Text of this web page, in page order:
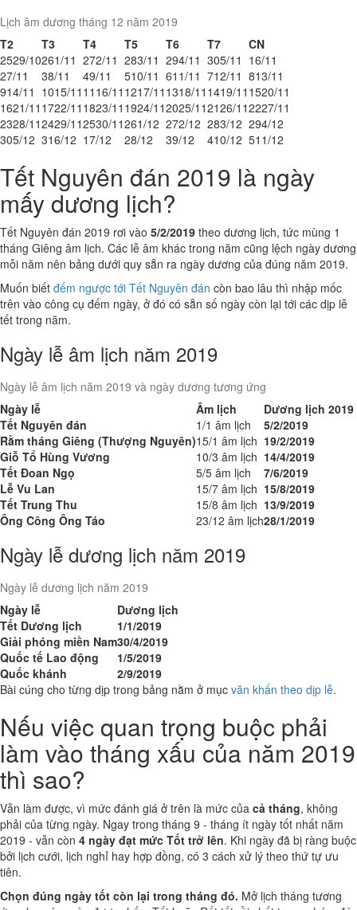
Lịch âm dương tháng 12 năm 2019
T2
T3 T4 T5 T6 T7
CN
2529/10261/11 272/11 283/11 294/11 305/11 16/11
27/11 38/11 49/11 510/11 611/11 712/11 813/11
914/11 1015/11 11 16/11 1217/11 1318/11 1419/11 1520/11
1621/11 1722/11 1823/11 1924/112025/112126/112227/11
2328/112429/112530/11261/12 272/12 283/12 294/12
305/12 316/12 17/12 28/12 39/12 410/12 511/12
Tết Nguyên đán 2019 là ngày
mấy dương lịch?
Tết Nguyên đán 2019 rơi vào 5/2/2019 theo dương lịch, tức mùng 1
tháng Giêng âm lịch. Các lễ âm khác trong năm cũng lệch ngày dương
mỗi năm nên bảng dưới quy sẵn ra ngày dương của đúng năm 2019.
Muốn biết đếm ngược tới Tết Nguyên đán còn bao lâu thì nhập mốc
trên vào công cụ đếm ngày, ở đó có sẵn số ngày còn lại tới các dịp lễ
tết trong năm.
Ngày lễ âm lịch năm 2019
Ngày lễ âm lịch năm 2019 và ngày dương tương ứng
Ngày lễ
Âm lịch
Dương lịch 2019
Tết Nguyên đán
1/1 âm lịch
5/2/2019
Rằm tháng Giêng (Thượng Nguyên)15/1 âm lịch 19/2/2019
Giỗ Tổ Hùng Vương
10/3 âm lịch 14/4/2019
Tết Đoan Ngọ
5/5 âm lịch
7/6/2019
Lễ Vu Lan
15/7 âm lịch 15/8/2019
Tết Trung Thu
15/8 âm lịch 13/9/2019
Ông Công Ông Táo
23/12 âm lịch28/1/2019
Ngày lễ dương lịch năm 2019
Ngày lễ dương lịch năm 2019
Ngày lễ
Dương lịch
Tết Dương lịch
1/1/2019
Giải phóng miền Nam30/4/2019
Quốc tế Lao động
1/5/2019
Quốc khánh
2/9/2019
Bài cúng cho từng dịp trong bảng nằm ở mục văn khấn theo dịp lễ.
Nếu việc quan trọng buộc phải
làm vào tháng xấu của năm 2019
thì sao?
Vẫn làm được, vì mức đánh giá ở trên là mức của cả tháng, không
phải của từng ngày. Ngay trong tháng 9 - tháng ít ngày tốt nhất năm
2019 - vẫn còn 4 ngày đạt mức Tốt trở lên. Khi ngày đã bị ràng buộc
bởi lịch cưới, lịch nghỉ hay hợp đồng, có 3 cách xử lý theo thứ tự ưu
tiên.
Chọn đúng ngày tốt còn lại trong tháng đó. Mở lịch tháng tương